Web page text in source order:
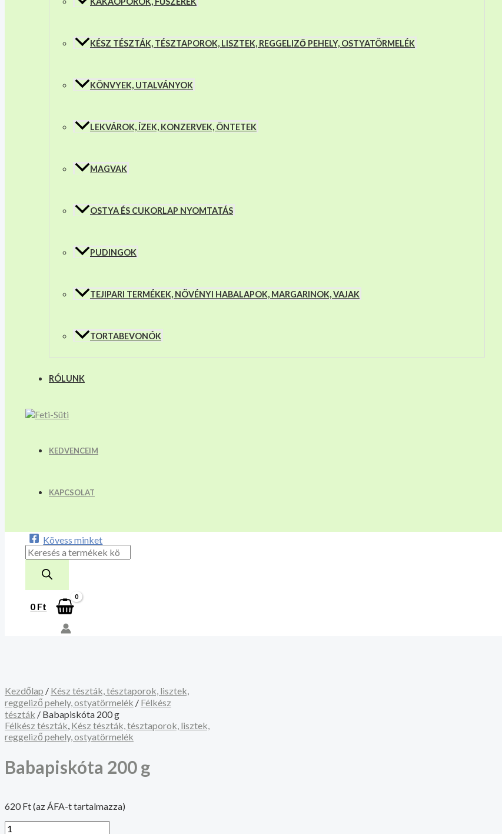
KÉSZ TÉSZTÁK, TÉSZTAPOROK, LISZTEK, REGGELIZŐ PEHELY, OSTYATÖRMELÉK
KÖNVYEK, UTALVÁNYOK
LEKVÁROK, ÍZEK, KONZERVEK, ÖNTETEK
MAGVAK
OSTYA ÉS CUKORLAP NYOMTATÁS
PUDINGOK
TEJIPARI TERMÉKEK, NÖVÉNYI HABALAPOK, MARGARINOK, VAJAK
TORTABEVONÓK
RÓLUNK
KEDVENCEIM
KAPCSOLAT
Kövess minket
0 Ft
Kezdőlap / Kész tészták, tésztaporok, lisztek,
reggeliző pehely, ostyatörmelék / Félkész
tészták / Babapiskóta 200 g
Félkész tészták Kész tészták, tésztaporok, lisztek,
reggeliző pehely, ostyatörmelék
Babapiskóta 200 g
620Ft(az ÁFA-t tartalmazza)